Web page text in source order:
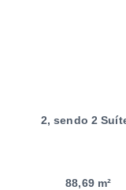
2, sendo 2
88,69 m²